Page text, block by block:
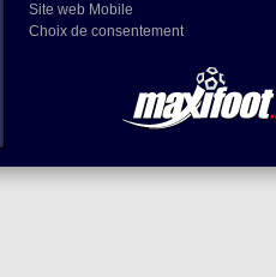
Site web Mobile
Choix de consentement